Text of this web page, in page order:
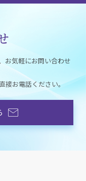
お気軽にお問い合わせ
接お電話ください。